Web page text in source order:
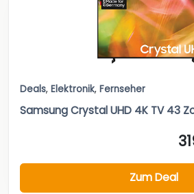
Deals, Elektronik, Fernseher
Samsung Crystal UHD 4K TV 43
Zum Deal